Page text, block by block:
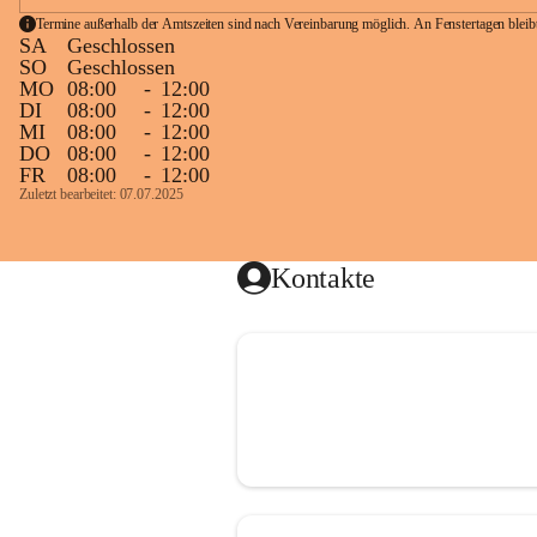
Termine außerhalb der Amtszeiten sind nach Vereinbarung möglich. An Fenstertagen
SA
Geschlossen
SO
Geschlossen
MO 08:00 - 12:00
DI
08:00 - 12:00
MI
08:00 - 12:00
DO
08:00 - 12:00
FR
08:00 - 12:00
Zuletzt bearbeitet: 07.07.2025
Kontakte